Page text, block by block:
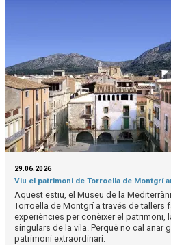
29.06.2026
Viu el patrimoni de Torroella de Montgrí
Aquest estiu, el Museu de la
Torroella de Montgrí a través de tallers
experiències per conèixer el patrimoni,
singulars de la vila. Perquè no cal anar
patrimoni extraordinari.